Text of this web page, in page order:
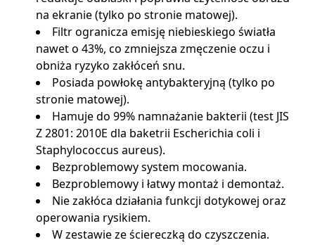
na ekranie (tylko po stronie matowej).
Filtr ogranicza emisję niebieskiego światła
nawet o 43%, co zmniejsza zmęczenie oczu i
obniża ryzyko zakłóceń snu.
Posiada powłokę antybakteryjną (tylko po
stronie matowej).
Hamuje do 99% namnażanie bakterii (test JIS
Z 2801: 2010E dla baketrii Escherichia coli i
Staphylococcus aureus).
Bezproblemowy system mocowania.
Bezproblemowy i łatwy montaż i demontaż.
Nie zakłóca działania funkcji dotykowej oraz
operowania rysikiem.
W zestawie ze ściereczką do czyszczenia.